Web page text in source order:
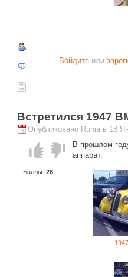
Войдитеили
Встретился 1947
Опубликовано Runia в 18
Голос за!Голос
против!
Баллы: 28
В прошлом
аппарат.